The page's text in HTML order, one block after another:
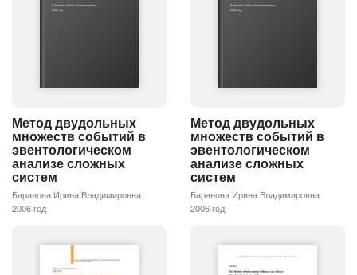
Баранова Ирина Владимировна
2006 год
Метод двудольных
множеств событий в
эвентологическом
анализе сложных
систем
Баранова Ирина Владимировна
2006 год
Баранова Ирина Владимировна
2006 год
Метод двудольных
множеств событий в
эвентологическом
анализе сложных
систем
Баранова Ирина Владимировна
2006 год